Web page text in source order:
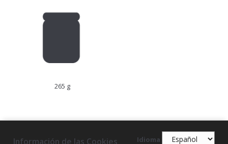
265 g
Información de las Cookies Idioma